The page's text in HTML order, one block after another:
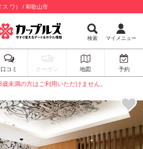
ス ワ） / 和歌山市
検索 マイメニュー
口コミ クーポン 地図 予約
未満の方はご利用いただけません。